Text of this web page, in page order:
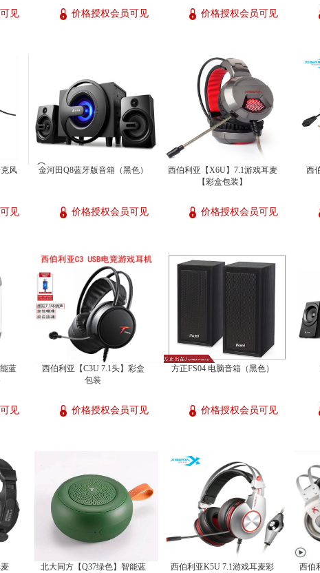
见 价格授权会员可见 价格授权会员可见
风
见
金河田Q8蓝牙版音箱（黑色）
价格授权会员可见
西伯利亚【X6U】7.1游戏耳麦
【彩盒包装】
价格授权会员可见
西
蓝
见
西伯利亚【C3U 7.1头】彩盒
包装
价格授权会员可见
方正FS04 电脑音箱（黑色）
价格授权会员可见
北大同方【Q37绿色】智能蓝
西伯利亚K5U 7.1游戏耳麦彩
西伯